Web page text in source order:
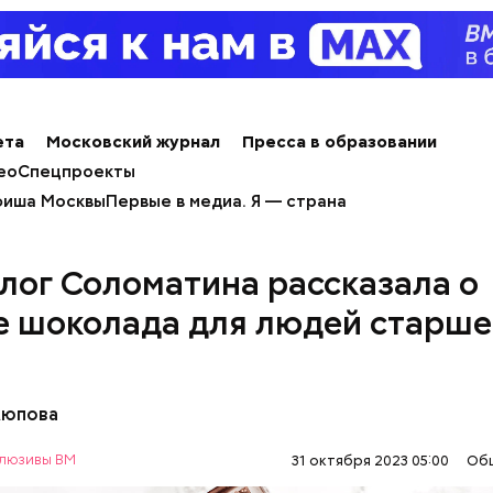
Московский журнал
Пресса в образовании
Спецпроекты
МосквыПервые в медиа. Я — страна
Соломатина рассказала о
шоколада для людей
ВМ 31 октября 2023 05:00
предупредила: не для всех дыня может
первую очередь ее стоит есть с
и сезон черешни. «Вечерняя Москва» узнала у
диетолога Натальи Лазуренко,как
для здоровья.